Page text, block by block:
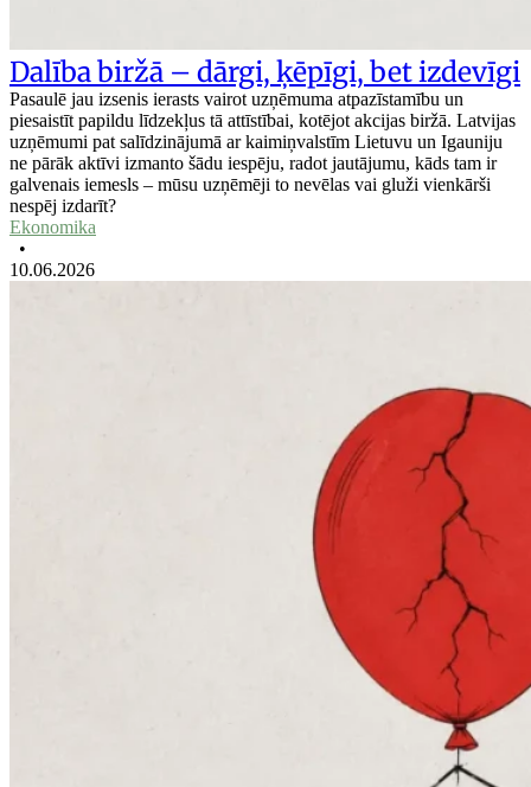
Dalība biržā – dārgi, ķēpīgi, bet izdevīgi
Pasaulē jau izsenis ierasts vairot uzņēmuma atpazīstamību un
piesaistīt papildu līdzekļus tā attīstībai, kotējot akcijas biržā. Latvijas
uzņēmumi pat salīdzinājumā ar kaimiņvalstīm Lietuvu un Igauniju
ne pārāk aktīvi izmanto šādu iespēju, radot jautājumu, kāds tam ir
galvenais iemesls – mūsu uzņēmēji to nevēlas vai gluži vienkārši
nespēj izdarīt?
Ekonomika
•
10.06.2026